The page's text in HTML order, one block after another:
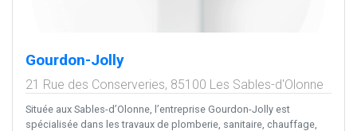
Gourdon-Jolly
21 Rue des Conserveries, 85100 Les Sables-d'Olonne
Située aux Sables-d’Olonne, l’entreprise Gourdon-Jolly est
spécialisée dans les travaux de plomberie, sanitaire, chauffage,